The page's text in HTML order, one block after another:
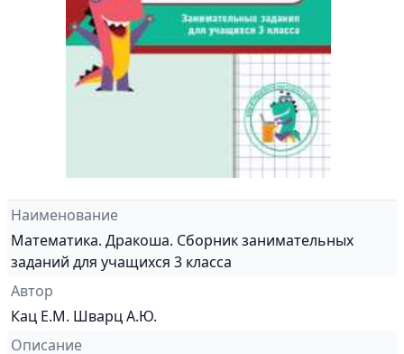
Наименование
Математика. Дракоша. Сборник занимательных
заданий для учащихся 3 класса
Автор
Кац Е.М. Шварц А.Ю.
Описание